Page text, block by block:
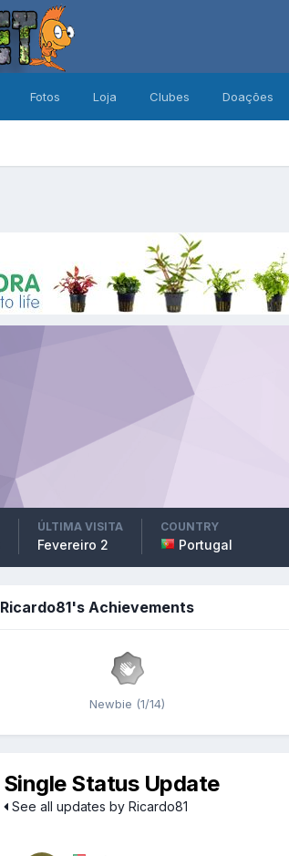
Fotos Loja Clubes Doações
ÚLTIMA VISITA
Fevereiro 2
COUNTRY
Portugal
Ricardo81's Achievements
Newbie (1/14)
Single Status Update
See all updates by Ricardo81